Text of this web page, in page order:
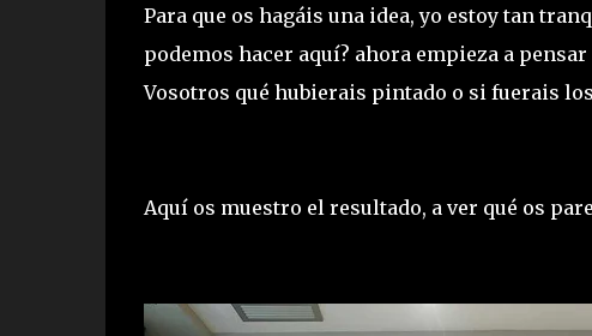
Para que os hagáis una idea, yo estoy tan
podemos hacer aquí? ahora empieza a
Vosotros qué hubierais pintado o si fuerais
Aquí os muestro el resultado, a ver qué os